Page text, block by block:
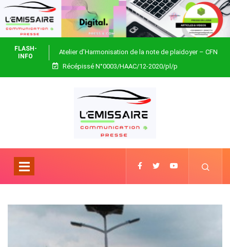
FLASH-
INFO
Atelier d’Harmonisation de la note de plaidoyer – CFN
Togo
Récépissé N°0003/HAAC/12-2020/pl/p